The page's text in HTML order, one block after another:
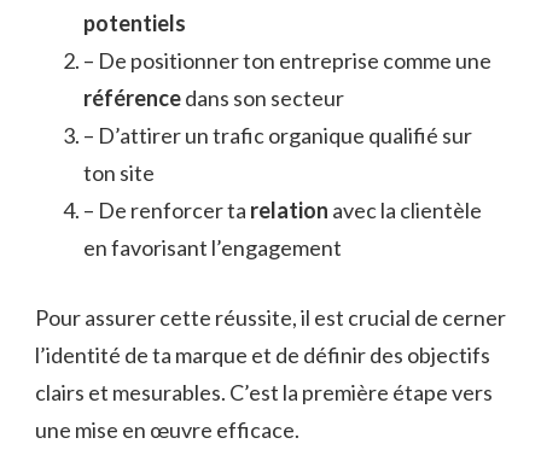
potentiels
– De positionner ton entreprise comme une
référencedans son secteur
– D’attirer un trafic organique qualifié sur
ton site
– De renforcer ta relation avec la clientèle
en favorisant l’engagement
Pour assurer cette réussite, il est crucial de cerner
l’identité de ta marque et de définir des objectifs
clairs et mesurables. C’est la première étape vers
une mise en œuvre efficace.